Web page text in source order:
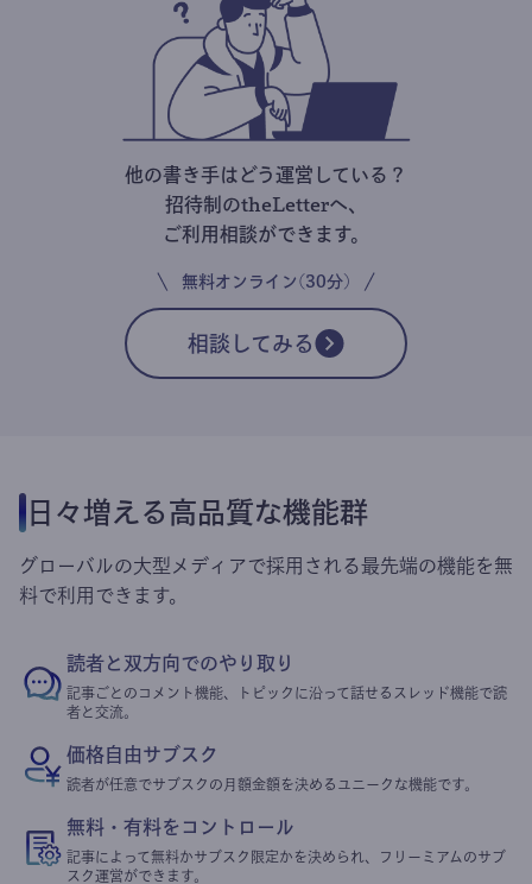
他の書き手はどう運営している？
招待制のtheLetterへ、
ご利用相談ができます。
無料オンライン(30分)
相談してみる
日々増える高品質な機能群
グローバルの大型メディアで採用される最先端の機能を無
料で利用できます。
読者と双方向でのやり取り
記事ごとのコメント機能、トピックに沿って話せるスレッド機能で読
者と交流。
価格自由サブスク
読者が任意でサブスクの月額金額を決めるユニークな機能です。
無料・有料をコントロール
記事によって無料かサブスク限定かを決められ、フリーミアムのサブ
スク運営ができます。